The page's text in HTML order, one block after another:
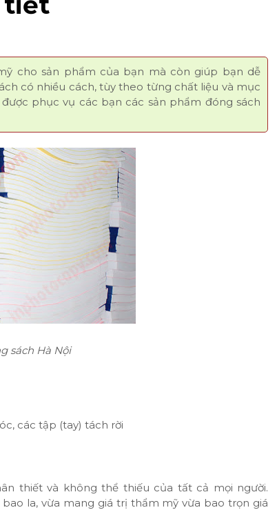
cho sản phẩm của bạn mà còn giúp bạn dễ
có nhiều cách, tùy theo từng chất liệu và mục
phục vụ các bạn các sản phẩm đóng sách
sách Hà Nội
các tập (tay) tách rời
thiết và không thể thiếu của tất cả mọi người.
la, vừa mang giá trị thẩm mỹ vừa bao trọn giá